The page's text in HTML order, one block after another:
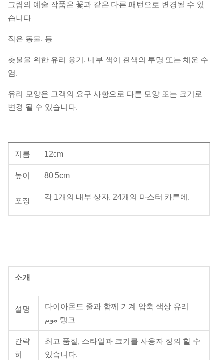
그림의 예술 작품은 꽃과 같은 다른 패턴으로 변경될 수 있
습니다.
작은 동물, 등
촛불을 위한 유리 용기, 내부 색이 흰색의 투명 또는 채운 수
염.
유리 모양은 고객의 요구 사항으로 다른 모양 또는 크기로
변경 될 수 있습니다.
지름 12cm
높이 80.5cm
포장 각 1개의 내부 상자, 24개의 마스터 카튼에.
소개
설명
다이아몬드 줄과 함께 기계 압축 색상 유리
موم 탱크
간략
히
최고 품질, 스타일과 크기를 사용자 정의 할 수
있습니다.